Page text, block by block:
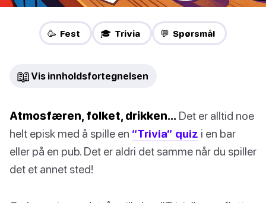
🥳 Fest 🎓 Trivia 💬 Spørsmål
📖 Vis innholdsfortegnelsen
Atmosfæren, folket, drikken… Det er alltid noe
helt episk med å spille en “Trivia” quiz i en bar
eller på en pub. Det er aldri det samme når du spiller
det et annet sted!